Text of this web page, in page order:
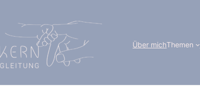
Über michThemen